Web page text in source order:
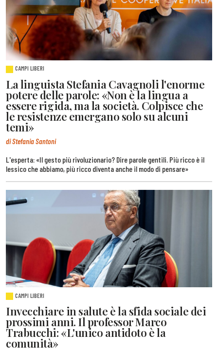
CAMPI LIBERI
La linguista Stefania Cavagnoli l'enorme
potere delle parole: «Non è la lingua a
essere rigida, ma la società. Colpisce che
le resistenze emergano solo su alcuni
temi»
di Stefania Santoni
L'esperta: «Il gesto più rivoluzionario? Dire parole gentili. Più ricco è il
lessico che abbiamo, più ricco diventa anche il modo di pensare»
CAMPI LIBERI
Invecchiare in salute è la sfida sociale dei
prossimi anni. Il professor Marco
Trabucchi: «L'unico antidoto è la
comunità»